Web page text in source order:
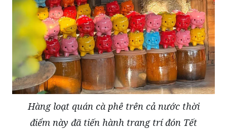
Hàng loạt quán cà phê trên cả nước thời
điểm này đã tiến hành trang trí đón Tết